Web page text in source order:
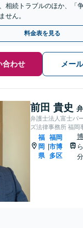
相続トラブルのほか、「
せん。
料金表を見る
合わせ メー
前田 貴史
弁護士法人富士パ
ズ法律事務所 福岡
福
岡
県
|
福岡
市博
多区
分